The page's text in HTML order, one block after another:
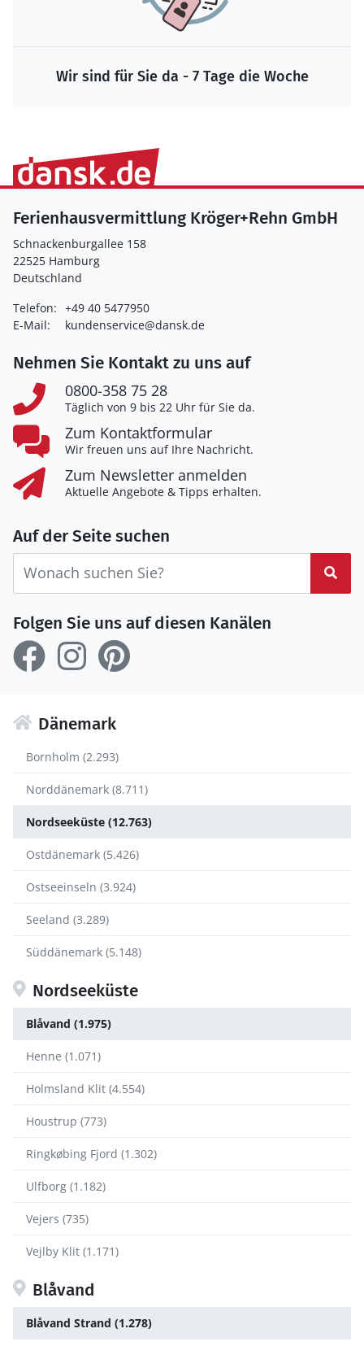
Wir sind für Sie da - 7 Tage die Woche
Ferienhausvermittlung Kröger+Rehn GmbH
Schnackenburgallee 158
22525 Hamburg
Deutschland
Telefon: +49 40 5477950
E-Mail:
kundenservice@dansk.de
Nehmen Sie Kontakt zu uns auf
0800-358 75 28
Täglich von 9 bis 22 Uhr für Sie da.
Zum Kontaktformular
Wir freuen uns auf Ihre Nachricht.
Zum Newsletter anmelden
Aktuelle Angebote & Tipps erhalten.
Auf der Seite suchen
Folgen Sie uns auf diesen Kanälen
Dänemark
Bornholm (2.293)
Norddänemark (8.711)
Nordseeküste (12.763)
Ostdänemark (5.426)
Ostseeinseln (3.924)
Seeland (3.289)
Süddänemark (5.148)
Nordseeküste
Blåvand (1.975)
Henne (1.071)
Holmsland Klit (4.554)
Houstrup (773)
Ringkøbing Fjord (1.302)
Ulfborg (1.182)
Vejers (735)
Vejlby Klit (1.171)
Blåvand
Blåvand Strand (1.278)